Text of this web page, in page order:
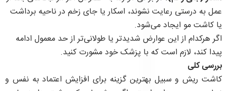
عمل به درستی رعایت نشوند، اسکار یا جای زخم در ناحیه برداشت
یا کاشت مو ایجاد می‌شود.
اگر هرکدام از این عوارض شدیدتر یا طولانی‌تر از حد معمول ادامه
پیدا کند، لازم است که با پزشک خود مشورت کنید.
بررسی کلی
کاشت ریش و سبیل بهترین گزینه برای افزایش اعتماد به نفس و